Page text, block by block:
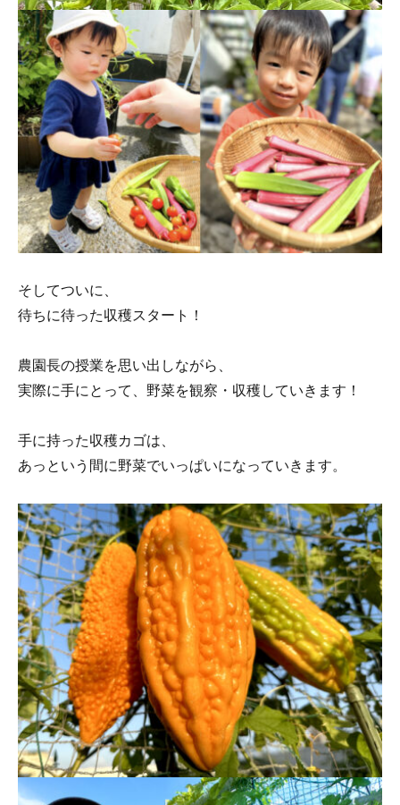
そしてついに、
待ちに待った収穫スタート！
農園長の授業を思い出しながら、
実際に手にとって、野菜を観察・収穫していきます！
手に持った収穫カゴは、
あっという間に野菜でいっぱいになっていきます。